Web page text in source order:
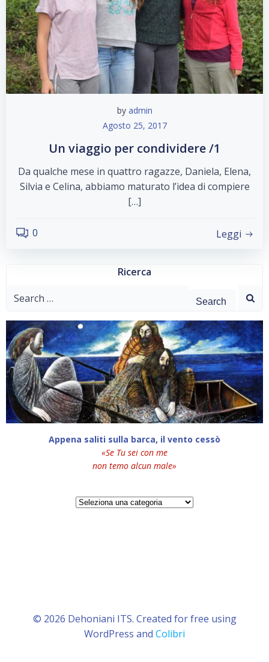
by admin
Agosto 25, 2017
Un viaggio per condividere /1
Da qualche mese in quattro ragazze, Daniela, Elena,
Silvia e Celina, abbiamo maturato l’idea di compiere
[…]
0 Leggi
Ricerca
Search
Appena saliti sulla barca, il vento cessò
«Se Tu sei con me
non temo alcun male»
Categorie
© 2026 Dehoniani ITS. Created for free using
WordPress and Colibri